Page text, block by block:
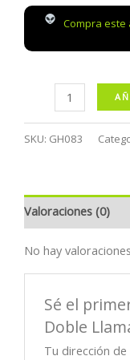
Compra este
Doble
Llama
SKU: GH083
Valoraciones (0)
No hay
Sé el
Doble
Tu dirección